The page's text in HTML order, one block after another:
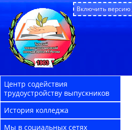
Включить
Центр содействия
трудоустройству выпускников
История колледжа
Мы в социальных сетях